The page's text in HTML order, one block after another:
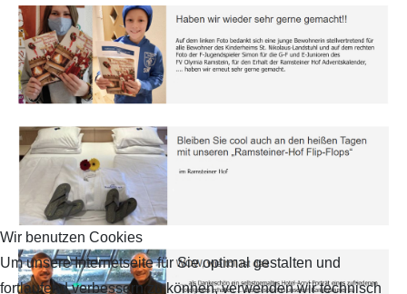
Wir benutzen Cookies
Um unsere Internetseite für Sie optimal gestalten und
fortlaufend verbessern zu können, verwenden wir technisch